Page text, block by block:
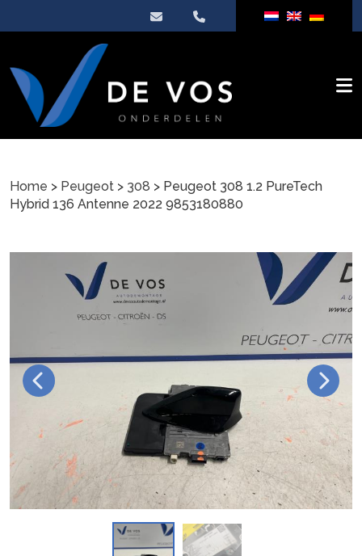
Home > Peugeot > 308 > Peugeot 308 1.2 PureTech
Hybrid 136 Antenne 2022 9853180880